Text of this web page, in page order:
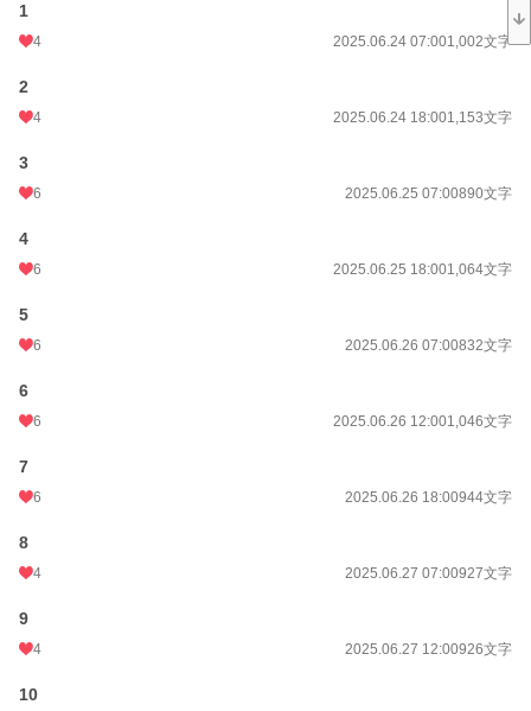
父の後妻候補の名前はジュリア・ラウンド様。
そして彼女の娘、アリス・ラウンドさん。
茶色の髪の毛の母ジュリアと同じ色の髪を持つ女の子。
ジュリアの手を握り不安そうにしている。
仲良くなりたいとそう思った。
「あの………お姉様って……呼んでもいい？」
ジュリアの手を握ったまま私の方を見てそう言う彼女。
目を潤ませながら私を見上げてそんなことをいうなんて、なんて可愛いの……ま
それからは毎日一緒に過ごした。
私は習い事ややらなければならない時間は減らせなかったけれど、本を読む時間
寂しくないようにと。
それなのに…彼女は、いや、彼女達は私を裏切った。
てきたなんて。
小説
1
4 2025.06.24 07:001,002文字
2
4 2025.06.24 18:001,153文字
3
6 2025.06.25 07:00890文字
4
6 2025.06.25 18:001,064文字
5
6 2025.06.26 07:00832文字
6
6 2025.06.26 12:001,046文字
7
6 2025.06.26 18:00944文字
8
4 2025.06.27 07:00927文字
9
4 2025.06.27 12:00926文字
10